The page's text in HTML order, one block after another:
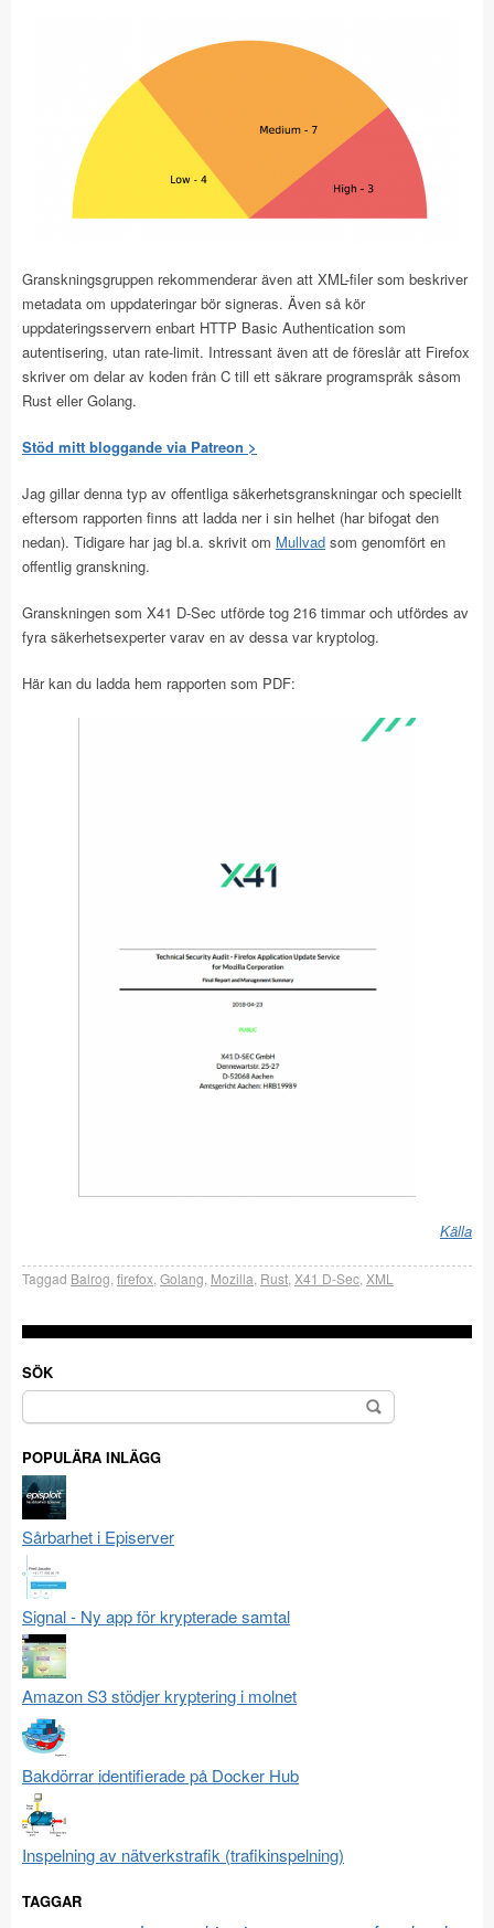
Granskningsgruppen rekommenderar även att XML-filer som beskriver
metadata om uppdateringar bör signeras. Även så kör
uppdateringsservern enbart HTTP Basic Authentication som
autentisering, utan rate-limit. Intressant även att de föreslår att Firefox
skriver om delar av koden från C till ett säkrare programspråk såsom
Rust eller Golang.
Stöd mitt bloggande via Patreon >
Jag gillar denna typ av offentliga säkerhetsgranskningar och speciellt
eftersom rapporten finns att ladda ner i sin helhet (har bifogat den
nedan). Tidigare har jag bl.a. skrivit om Mullvad som genomfört en
offentlig granskning.
Granskningen som X41 D-Sec utförde tog 216 timmar och utfördes av
fyra säkerhetsexperter varav en av dessa var kryptolog.
Här kan du ladda hem rapporten som PDF:
Källa
Taggad Balrog firefox Golang Mozilla Rust X41 D-Sec XML
SÖK
Sök
efter:
POPULÄRA INLÄGG
Sårbarhet i Episerver
Signal - Ny app för krypterade samtal
Amazon S3 stödjer kryptering i molnet
Bakdörrar identifierade på Docker Hub
Inspelning av nätverkstrafik (trafikinspelning)
TAGGAR